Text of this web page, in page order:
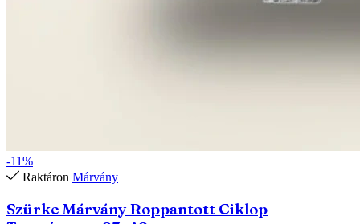
-11%
Raktáron Márvány
Szürke Márvány Roppantott Ciklop